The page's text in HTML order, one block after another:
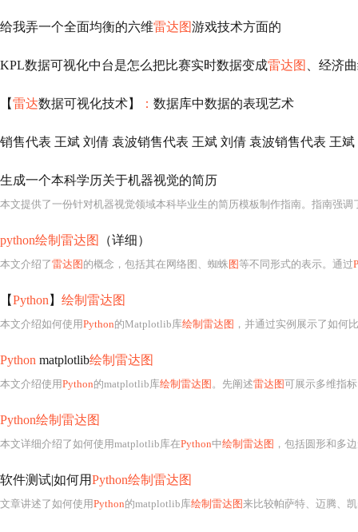
给我弄一个全面均衡的六维雷达图游戏技术方面的
KPL数据可视化中台是怎么把比赛实时数据变成雷达图 、经济
【雷达数据可视化技术】 ： 数据库中数据的表现艺术
生成一个本科学历关于机器视觉的简历
python绘制雷达图 （详细）
本文介绍了雷达图 的概念，包括其在网络图、蜘蛛 图等不同形式的表示。通过
【Python 】 绘制雷达图
本文介绍如何使用Python的Matplotlib库绘制雷达图 ，并通过实例展示了如何
Python matplotlib绘制雷达图
本文介绍使用Python的matplotlib库绘制雷达图 。先阐述雷达图可展示多维指
Python绘制雷达图
本文详细介绍了如何使用matplotlib库在Python中绘制雷达图 ，包括圆形和多
软件测试|如何用Python绘制雷达图
文章讲述了如何使用Python的matplotlib库绘制雷达图来比较帕萨特、迈腾、凯美瑞、亚洲龙、天籁和雅阁六款中级车